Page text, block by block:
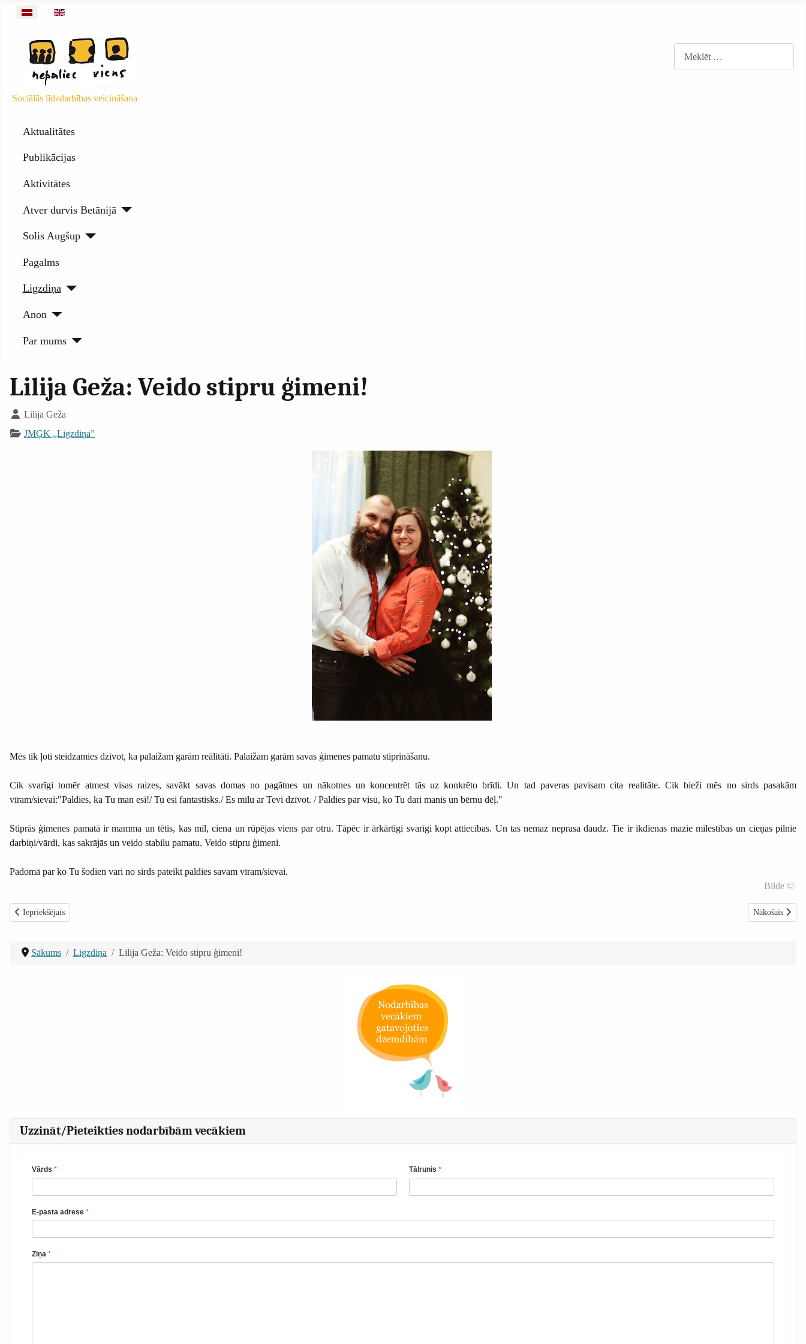
Izvēlieties valodu
Sociālās līdzdarbības veicināšana
Aktualitātes
Publikācijas
Aktivitātes
Atver durvis Betānijā
Solis Augšup
Pagalms
Ligzdiņa
Anon
Par mums
Lilija Geža: Veido stipru ģimeni!
Lilija Geža
JMĢK „Ligzdiņa”
Mēs tik ļoti steidzamies dzīvot, ka palaižam garām reālitāti. Palaižam garām savas ģimenes pamatu stiprināšanu.
Cik svarīgi tomēr atmest visas raizes, savākt savas domas no pagātnes un nākotnes un koncentrēt tās uz konkrēto brīdi. Un tad paveras pavisam cita realitāte. Cik bieži mēs no sirds pasakām
vīram/sievai:"Paldies, ka Tu man esi!/ Tu esi fantastisks./ Es mīlu ar Tevi dzīvot. / Paldies par visu, ko Tu dari manis un bērnu dēļ."
Stiprās ģimenes pamatā ir mamma un tētis, kas mīl, ciena un rūpējas viens par otru. Tāpēc ir ārkārtīgi svarīgi kopt attiecības. Un tas nemaz neprasa daudz. Tie ir ikdienas mazie mīlestības un cieņas pilnie
darbiņi/vārdi, kas sakrājās un veido stabilu pamatu. Veido stipru ģimeni.
Padomā par ko Tu šodien vari no sirds pateikt paldies savam vīram/sievai.
Bilde ©
Iepriekšējais raksts: Liene Vicinska: Bērnu atbildība NAV
Iepriekšējais Nākamais
Nākošais
Sākums Ligzdiņa Lilija Geža: Veido stipru ģimeni!
Uzzināt/Pieteikties nodarbībām vecākiem
Vārds * Tālrunis *
E-pasta adrese *
Ziņa *